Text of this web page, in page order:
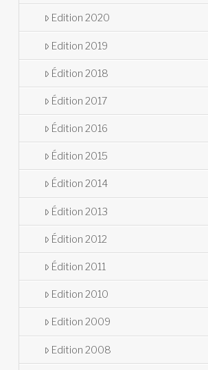
Edition 2020
Edition 2019
Édition 2018
Édition 2017
Édition 2016
Édition 2015
Édition 2014
Édition 2013
Édition 2012
Édition 2011
Edition 2010
Edition 2009
Edition 2008